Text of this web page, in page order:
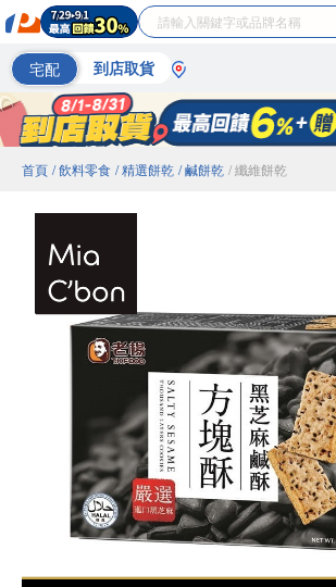
宅配 到店取貨
首頁 / 飲料零食 / 精選餅乾 / 鹹餅乾 / 纖維餅乾